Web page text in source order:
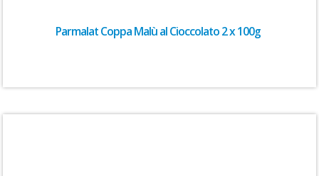
Parmalat Coppa Malù al Cioccolato 2 x 100g